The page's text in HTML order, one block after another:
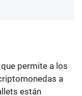
permite a los
a
están